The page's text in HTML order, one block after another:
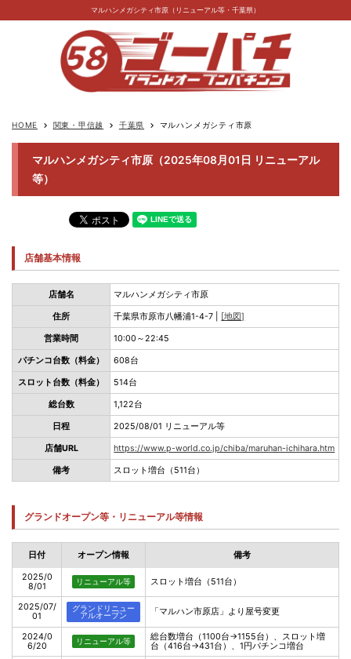
マルハンメガシティ市原（リニューアル等・千葉県）
HOME keyboard_arrow_right 関東・甲信越 keyboard_arrow_right 千葉県 keyboard_arrow_right マルハンメガシティ市原
マルハンメガシティ市原（2025年08月01日 リニューアル
等）
店舗基本情報
店舗名 マルハンメガシティ市原
住所 千葉県市原市八幡浦1-4-7 | [地図]
営業時間 10:00～22:45
パチンコ台数（料金） 608台
スロット台数（料金） 514台
総台数 1,122台
日程 2025/08/01 リニューアル等
店舗URL https://www.p-world.co.jp/chiba/maruhan-ichihara.htm
備考 スロット増台（511台）
グランドオープン等・リニューアル等情報
日付 オープン情報 備考
2025/0
8/01
リニューアル等 スロット増台（511台）
2025/07/
01
グランドリニュー
アルオープン
「マルハン市原店」より屋号変更
2024/0
6/20
リニューアル等
総台数増台（1100台→1155台）、スロット増
台（416台→431台）、1円パチンコ増台